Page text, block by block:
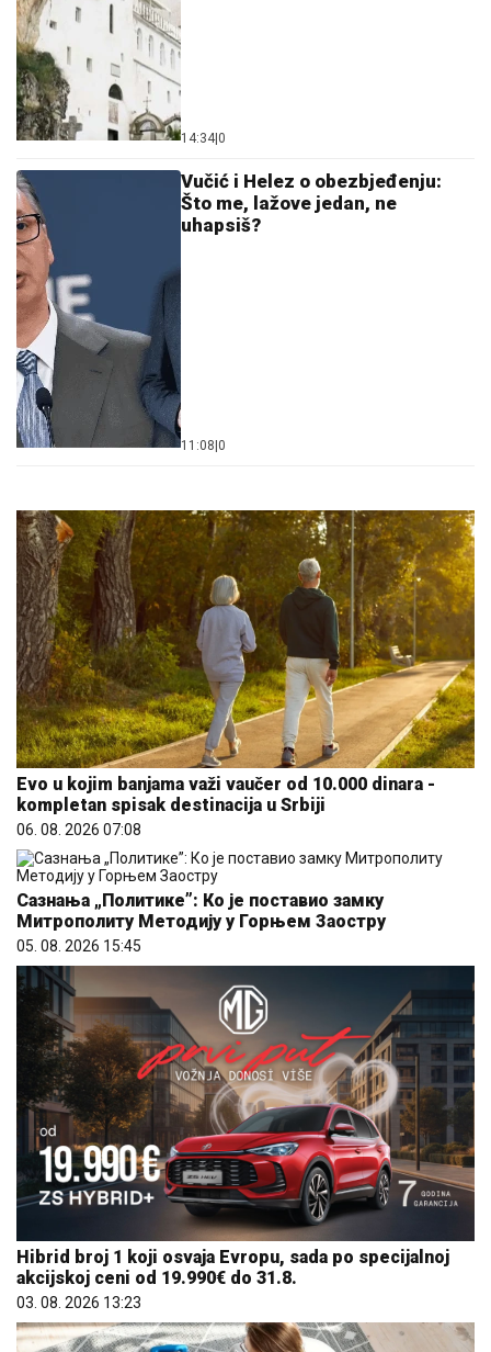
14:34 0
Vučić i Helez o obezbjeđenju:
Što me, lažove jedan, ne
uhapsiš?
11:08 0
Evo u kojim banjama važi vaučer od 10.000 dinara -
kompletan spisak destinacija u Srbiji
06. 08. 2026 07:08
Сазнања „Политике”: Ко је поставио замку
Митрополиту Методију у Горњем Заостру
05. 08. 2026 15:45
Hibrid broj 1 koji osvaja Evropu, sada po specijalnoj
akcijskoj ceni od 19.990€ do 31.8.
03. 08. 2026 13:23